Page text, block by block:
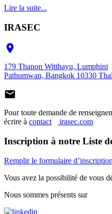
Lire la suite...
IRASEC

179 Thanon Witthayu, Lumphini
Pathumwan, Bangkok 10330

Pour toute demande de
écrire à contact irasec.com
Inscription à notre Liste
Remplir le formulaire d’inscription
Vous avez la possibilité de vous
Nous sommes présents sur